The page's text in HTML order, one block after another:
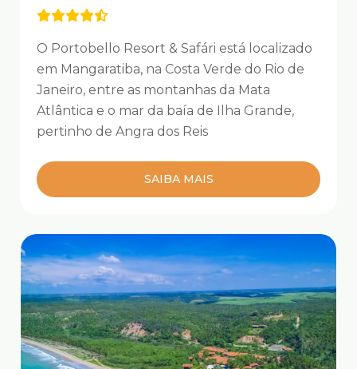
O Portobello Resort & Safári está localizado
em Mangaratiba, na Costa Verde do Rio de
Janeiro, entre as montanhas da Mata
Atlântica e o mar da baía de Ilha Grande,
pertinho de Angra dos Reis
SAIBA MAIS